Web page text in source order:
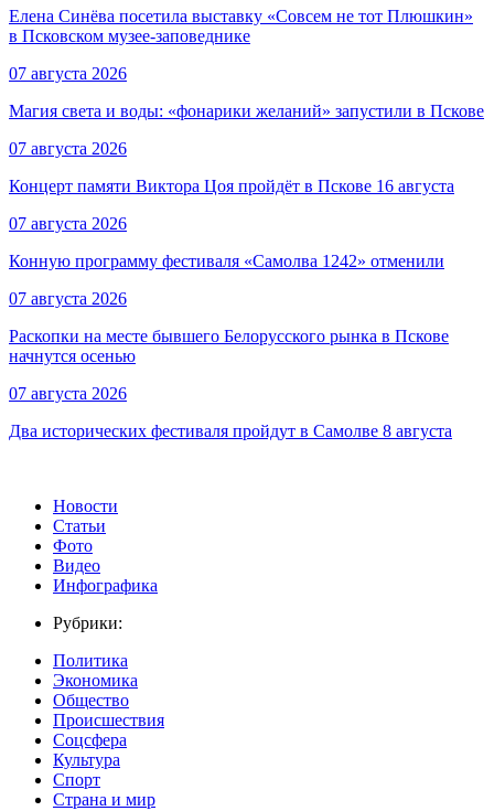
Елена Синёва посетила выставку «Совсем не тот Плюшкин»
в Псковском музее-заповеднике
07 августа 2026
Магия света и воды: «фонарики желаний» запустили в Пскове
07 августа 2026
Концерт памяти Виктора Цоя пройдёт в Пскове 16 августа
07 августа 2026
Конную программу фестиваля «Самолва 1242» отменили
07 августа 2026
Раскопки на месте бывшего Белорусского рынка в Пскове
начнутся осенью
07 августа 2026
Два исторических фестиваля пройдут в Самолве 8 августа
Новости
Статьи
Фото
Видео
Инфографика
Рубрики:
Политика
Экономика
Общество
Происшествия
Соцсфера
Культура
Спорт
Страна и мир